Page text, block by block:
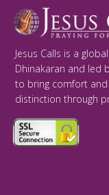
Jesus Calls is a
Dhinakaran and led
to bring comfort
distinction through